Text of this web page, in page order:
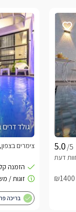
/5
גולד דרים
צימרים
בריכה